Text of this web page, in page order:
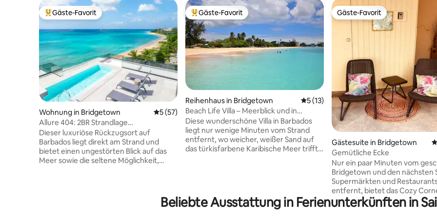
Beliebter Gäste-Favorit.
Gäste-Favorit
Wohnung in Bridgetown Durchschnittliche Bewertung: 5 von 5, 57 Bewertungen
5 (57)
Allure 404: 2BR Strandlage
Eigentumswohnung
Dieser luxuriöse Rückzugsort auf
Barbados liegt direkt am Strand und
bietet einen ungestörten Blick auf das
Meer sowie die seltene Möglichkeit,
konzipiert. Diese Unterkunft verfügt
über eine Wohnung mit 2 Schlafzimmern
Beliebter Gäste-Favorit.
Gäste-Favorit
Reihenhaus in Bridgetown Durchschnittliche Bewertung: 5 von 5,
5 (13)
Beach Life Villa – Meerblick und in
Strandnähe
Diese wunderschöne Villa in Barbados
liegt nur wenige Minuten vom Strand
entfernt, wo weicher, weißer Sand auf
das türkisfarbene Karibische Meer trifft.
ausgestattete Küche, einen großen
Wohn- und Essbereich und einen
Gäste-Favorit
Gäste-Favorit
Gästesuite in Bridgetown
Gemütliche Ecke
Nur ein paar Minuten vom
Bridgetown und den nächsten
Supermärkten und
entfernt, bietet das Cozy
Kurzurlaub für Paare oder
Alleinreisende. Eingebettet in ein ruhiges
Beliebte Ausstattung in Ferienunterkünften in